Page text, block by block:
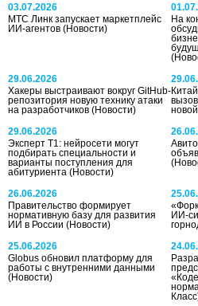
03.07.2026
МТС Линк запускает маркетплейс
ИИ-агентов (Новости)
На
29.06.2026
Хакеры выстраивают вокруг GitHub-
репозитория новую технику атаки
на разработчиков (Новости)
29.06.2026
Эксперт Т1: нейросети могут
подбирать специальности и
варианты поступления для
абитуриента (Новости)
26.06.2026
Правительство формирует
нормативную базу для развития
ИИ в России (Новости)
ИИ-
25.06.2026
Globus обновил платформу для
работы с внутренними данными
(Новости)